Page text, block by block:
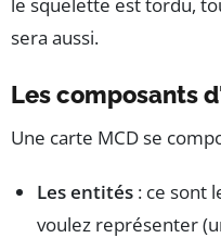
sera aussi.
Les composants
Une carte MCD se
Les entités : ce sont
voulez représenter